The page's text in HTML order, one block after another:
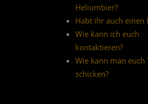
Heliumbier?
Habt ihr auch einen
Wie kann ich euch
kontaktieren?
Wie kann man euch
schicken?